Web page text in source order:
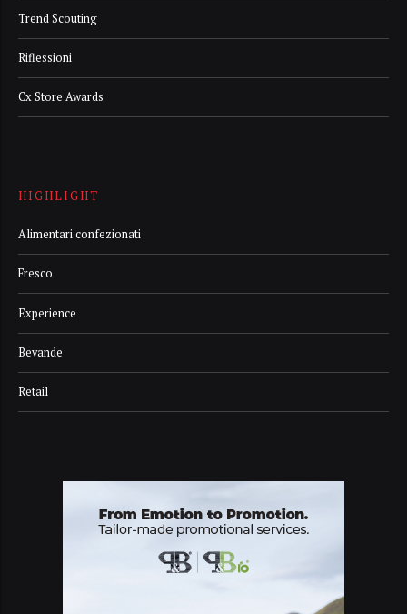
Trend Scouting
Riflessioni
Cx Store Awards
HIGHLIGHT
Alimentari confezionati
Fresco
Experience
Bevande
Retail